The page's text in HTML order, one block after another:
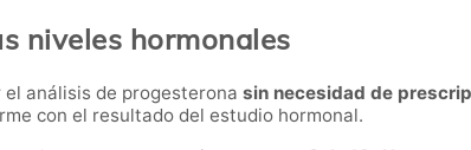
niveles hormonales
el análisis de progesterona sin necesidad de
con el resultado del estudio hormonal.